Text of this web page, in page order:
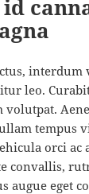
interdum
leo.
volutpat.
tempus
orci ac
convallis,
augue eget